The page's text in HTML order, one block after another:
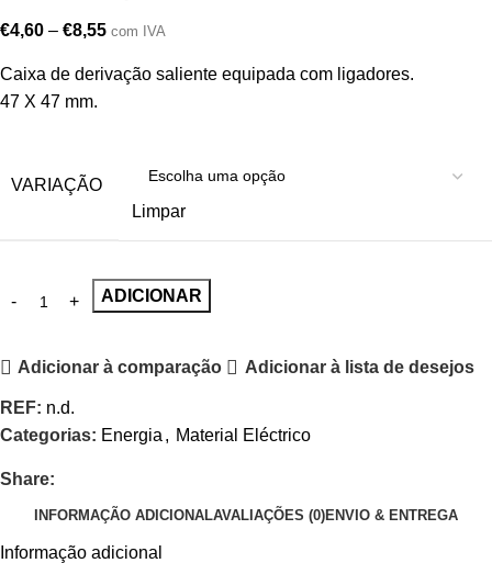
€4,60 – €8,55 com IVA
Caixa de derivação saliente equipada com ligadores.
47 X 47 mm.
VARIAÇÃO
Limpar
ADICIONAR
Adicionar à comparação Adicionar à lista de desejos
REF: n.d.
Categorias: Energia , Material Eléctrico
Share:
INFORMAÇÃO ADICIONALAVALIAÇÕES (0)ENVIO & ENTREGA
Informação adicional